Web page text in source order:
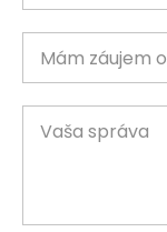
Mám záujem o
Vaša správa